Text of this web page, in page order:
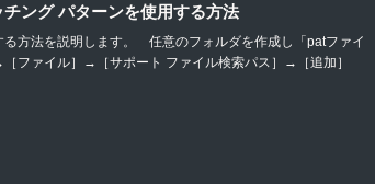
ング パターンを使用する方法
る方法を説明します。 任意のフォルダを作成し「patファイ
ファイル］→［サポート ファイル検索パス］→［追加］